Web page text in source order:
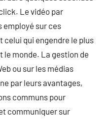
Le vidéo par
employé sur ces
qui engendre le plus
le monde. La gestion de
ou sur les médias
par leurs avantages,
communs pour
communiquer sur